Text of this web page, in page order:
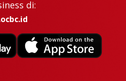
di: